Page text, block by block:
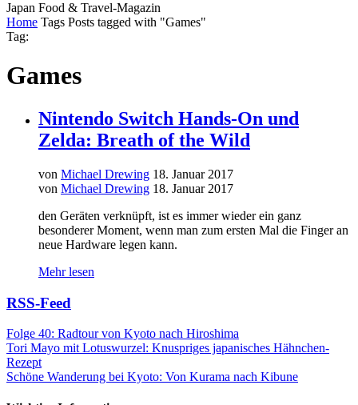
Japan Food & Travel-Magazin
Home Tags Posts tagged with "Games"
Tag:
Games
Nintendo Switch Hands-On und
Zelda: Breath of the Wild
von Michael Drewing 18. Januar 2017
von Michael Drewing 18. Januar 2017
den Geräten verknüpft, ist es immer wieder ein ganz
besonderer Moment, wenn man zum ersten Mal die Finger an
neue Hardware legen kann.
Mehr lesen
RSS-Feed
Folge 40: Radtour von Kyoto nach Hiroshima
Tori Mayo mit Lotuswurzel: Knuspriges japanisches Hähnchen-
Rezept
Schöne Wanderung bei Kyoto: Von Kurama nach Kibune